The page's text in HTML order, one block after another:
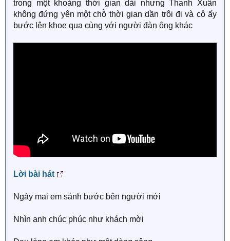
trong một khoảng thời gian dài nhưng Thanh Xuân
không đứng yên một chỗ thời gian dần trôi đi và cô ấy
bước lên khoe qua cùng với người đàn ông khác
Lời bài hát
Ngày mai em sánh bước bên người mới
Nhìn anh chúc phúc như khách mời